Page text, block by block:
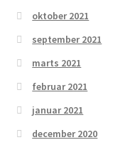
oktober 2021
september 2021
marts 2021
februar 2021
januar 2021
december 2020